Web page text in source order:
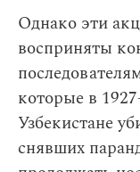
Однако эти
восприняты
которые в
Узбекистане
снявших